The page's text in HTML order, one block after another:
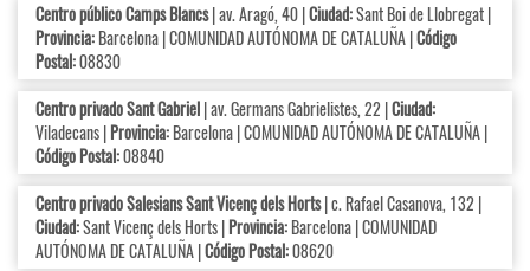
Centro público Camps Blancs| av. Aragó, 40 |Ciudad:Sant Boi de Llobregat |
Provincia:Barcelona | COMUNIDAD AUTÓNOMA DE CATALUÑA |Código
Postal:08830
Centro privado Sant Gabriel| av. Germans Gabrielistes, 22 |Ciudad:
Viladecans |Provincia:Barcelona | COMUNIDAD AUTÓNOMA DE CATALUÑA |
Código Postal:08840
Centro privado Salesians Sant Vicenç dels Horts| c. Rafael Casanova, 132 |
Ciudad:Sant Vicenç dels Horts |Provincia:Barcelona | COMUNIDAD
AUTÓNOMA DE CATALUÑA |Código Postal:08620